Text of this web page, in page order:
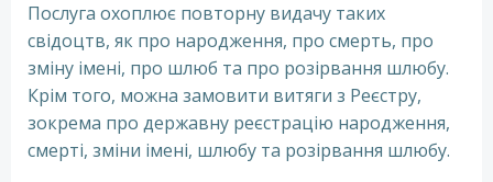
Послуга охоплює повторну видачу таких
свідоцтв, як про народження, про смерть, про
зміну імені, про шлюб та про розірвання шлюбу.
Крім того, можна замовити витяги з Реєстру,
зокрема про державну реєстрацію народження,
смерті, зміни імені, шлюбу та розірвання шлюбу.